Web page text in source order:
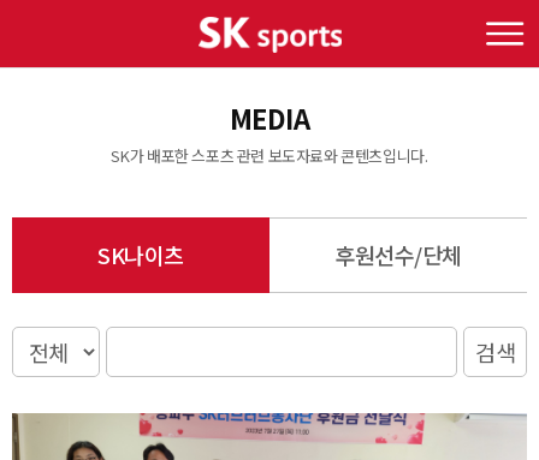
MEDIA
SK가 배포한 스포츠 관련 보도자료와 콘텐츠입니다.
SK나이츠 후원선수/단체